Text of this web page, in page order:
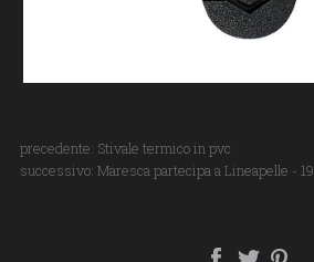
precedente: Stivale termico in pvc
successivo: Maresca partecipa a Lineapelle -